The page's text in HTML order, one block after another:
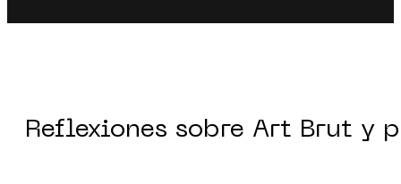
Reflexiones sobre Art Brut y